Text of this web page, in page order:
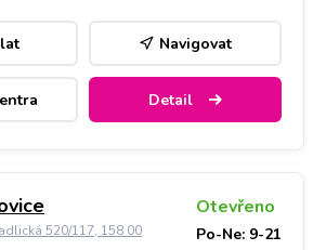
Navigovat
Detail
520/117, 158 00
Otevřeno
Po-Ne: 9-21